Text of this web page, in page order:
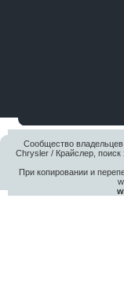
Сообщество
Chrysler / Крайслер,
При копировании и